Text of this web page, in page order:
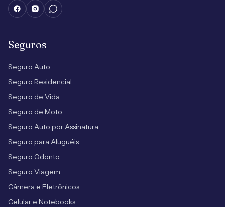
Seguros
Seguro Auto
Seguro Residencial
Seguro de Vida
Seguro de Moto
Seguro Auto por Assinatura
Seguro para Aluguéis
Seguro Odonto
Seguro Viagem
Câmera e Eletrônicos
Celular e Notebooks